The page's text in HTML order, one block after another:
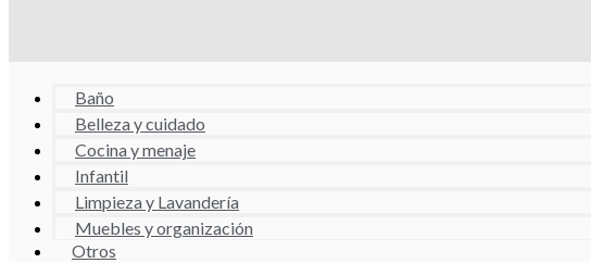
Baño
Belleza y cuidado
Cocina y menaje
Infantil
Limpieza y Lavandería
Muebles y organización
Otros